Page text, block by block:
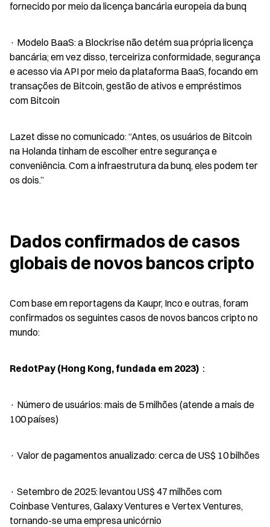
fornecido por meio da licença bancária europeia da bunq
· Modelo BaaS: a Blockrise não detém sua própria licença
bancária; em vez disso, terceiriza conformidade, segurança
e acesso via API por meio da plataforma BaaS, focando em
transações de Bitcoin, gestão de ativos e empréstimos
com Bitcoin
Lazet disse no comunicado: “Antes, os usuários de Bitcoin
na Holanda tinham de escolher entre segurança e
conveniência. Com a infraestrutura da bunq, eles podem ter
os dois.”
Dados confirmados de casos
globais de novos bancos cripto
Com base em reportagens da Kaupr, Inco e outras, foram
confirmados os seguintes casos de novos bancos cripto no
mundo:
RedotPay (Hong Kong, fundada em 2023) ：
· Número de usuários: mais de 5 milhões (atende a mais de
100 países)
· Valor de pagamentos anualizado: cerca de US$ 10 bilhões
· Setembro de 2025: levantou US$ 47 milhões com
Coinbase Ventures, Galaxy Ventures e Vertex Ventures,
tornando-se uma empresa unicórnio